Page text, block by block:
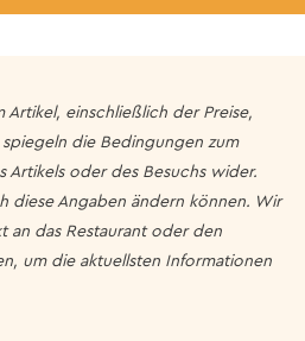
einschließlich der Preise,
die Bedingungen zum
Artikels oder des Besuchs wider.
diese Angaben ändern können. Wir
an das Restaurant oder den
um die aktuellsten Informationen